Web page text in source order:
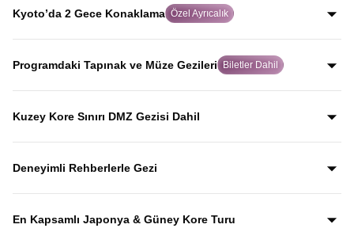
Hiroşima’da, rehberli geziyle şehrin geçmişini ve
bugününü etkileyici biçimde keşfedersiniz.
Kyoto’da 2 Gece Konaklama Özel Ayrıcalık
Birçok turda hızlıca geçilen Kyoto’da iki gece
konaklayarak, Japon kültürünün kalbi olan bu tarihi şehri
acele etmeden keşfetme imkanı sunulur.
Programdaki Tapınak ve Müze Gezileri Biletler Dahil
Gyeongbokgung Sarayı, Kinkaku-ji, Todai-ji, Senso-ji ve
Kamakura Bambu Bahçesi gibi önemli kültürel durakların
Kuzey Kore Sınırı DMZ Gezisi Dahil
Güney Kore–Kuzey Kore arasındaki DMZ sınır hattına
yapılan özel gezi fiyata dahil olup, Kuzey Kore sınırını
Deneyimli Rehberlerle Gezi
Yıllardır bu tur rotasını birebir uygulayan ve deneyimleyen
rehberler eşliğinde gezerek; şehirleri sadece görmekle
En Kapsamlı Japonya & Güney Kore Turu